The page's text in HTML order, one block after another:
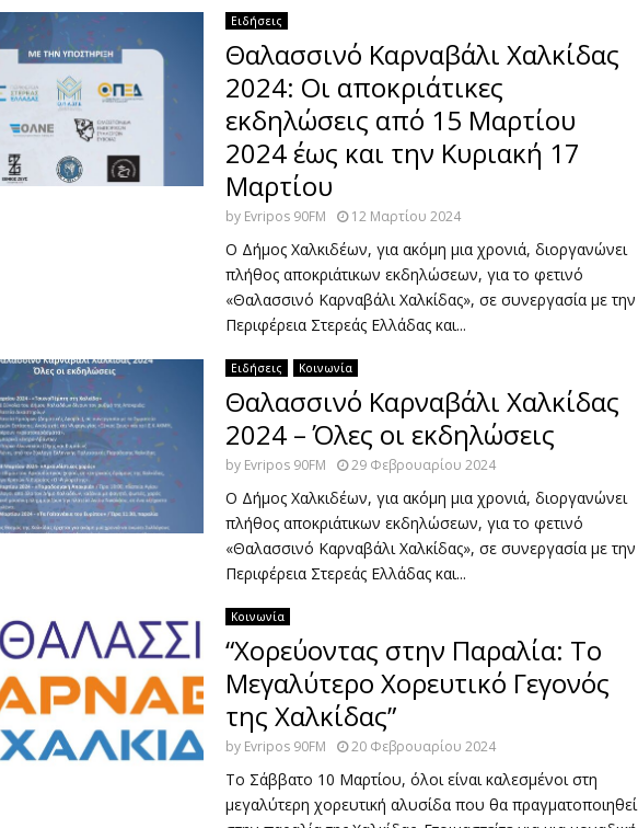
Ειδήσεις
Θαλασσινό Καρναβάλι Χαλκίδας
2024: Οι αποκριάτικες
εκδηλώσεις από 15 Μαρτίου
2024 έως και την Κυριακή 17
Μαρτίου
by Evripos 90FM 12 Μαρτίου 2024
Ο Δήμος Χαλκιδέων, για ακόμη μια χρονιά, διοργανώνει
πλήθος αποκριάτικων εκδηλώσεων, για το φετινό
«Θαλασσινό Καρναβάλι Χαλκίδας», σε συνεργασία με την
Περιφέρεια Στερεάς Ελλάδας και...
Ειδήσεις Κοινωνία
Θαλασσινό Καρναβάλι Χαλκίδας
2024 – Όλες οι εκδηλώσεις
by Evripos 90FM 29 Φεβρουαρίου 2024
Ο Δήμος Χαλκιδέων, για ακόμη μια χρονιά, διοργανώνει
πλήθος αποκριάτικων εκδηλώσεων, για το φετινό
«Θαλασσινό Καρναβάλι Χαλκίδας», σε συνεργασία με την
Περιφέρεια Στερεάς Ελλάδας και...
Κοινωνία
“Χορεύοντας στην Παραλία: Το
Μεγαλύτερο Χορευτικό Γεγονός
της Χαλκίδας”
by Evripos 90FM 20 Φεβρουαρίου 2024
Το Σάββατο 10 Μαρτίου, όλοι είναι καλεσμένοι στη
μεγαλύτερη χορευτική αλυσίδα που θα πραγματοποιηθεί